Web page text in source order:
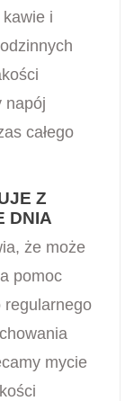
kawie i
napój
całego
Z
DNIA
że może
pomoc
regularnego
mycie